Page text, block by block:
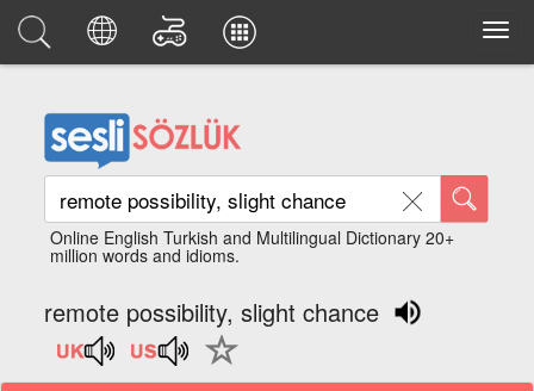
Online English Turkish and Multilingual Dictionary 20+
million words and idioms.
remote possibility, slight chance